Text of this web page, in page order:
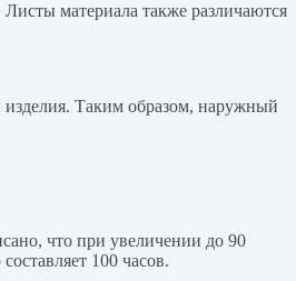
материала также различаются
изделия. Таким образом, наружный
что при увеличении до 90
100 часов.